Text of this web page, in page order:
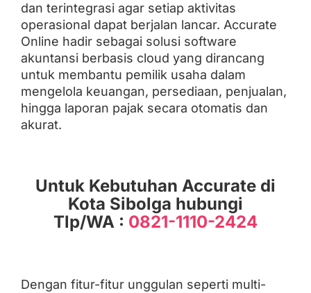
dan terintegrasi agar setiap aktivitas
operasional dapat berjalan lancar. Accurate
Online hadir sebagai solusi software
akuntansi berbasis cloud yang dirancang
untuk membantu pemilik usaha dalam
mengelola keuangan, persediaan, penjualan,
hingga laporan pajak secara otomatis dan
akurat.
Untuk Kebutuhan Accurate di
Kota Sibolga hubungi
Tlp/WA : 0821-1110-2424
Dengan fitur-fitur unggulan seperti multi-